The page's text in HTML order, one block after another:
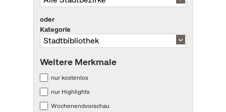
oder
Kategorie
Weitere Merkmale
nur kostenlos
nur Highlights
Wochenendvorschau